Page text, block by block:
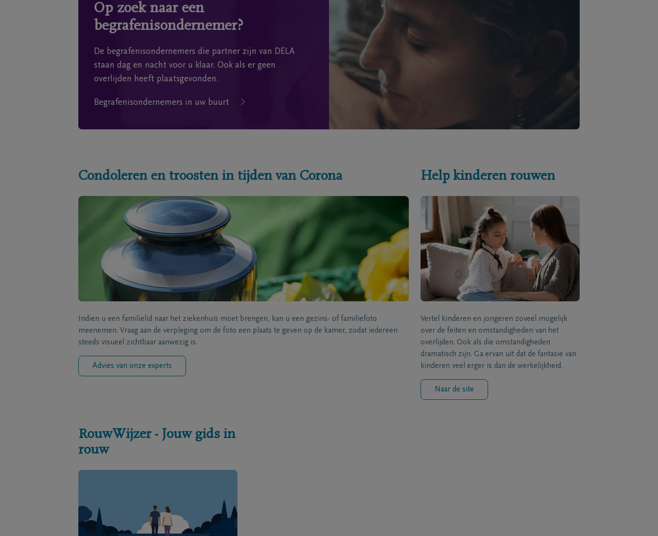
Op zoek naar een
begrafenisondernemer?
De begrafenisondernemers die partner zijn van DELA
staan dag en nacht voor u klaar. Ook als er geen
overlijden heeft plaatsgevonden.
Begrafenisondernemers in uw buurt
Condoleren en troosten in tijden van Corona
Indien u een familielid naar het ziekenhuis moet brengen, kan u een gezins- of familiefoto
meenemen. Vraag aan de verpleging om de foto een plaats te geven op de kamer, zodat iedereen
steeds visueel zichtbaar aanwezig is.
Advies van onze experts
Help kinderen rouwen
Vertel kinderen en jongeren zoveel mogelijk
over de feiten en omstandigheden van het
overlijden. Ook als die omstandigheden
dramatisch zijn. Ga ervan uit dat de fantasie van
kinderen veel erger is dan de werkelijkheid.
Naar de site
RouwWijzer - Jouw gids in
rouw